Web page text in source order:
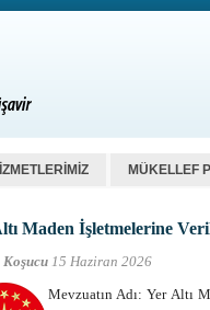
MÜKELLEF
Maden İşletmelerine
Koşucu 15 Haziran 2026
Mevzuatın Adı: Yer Altı